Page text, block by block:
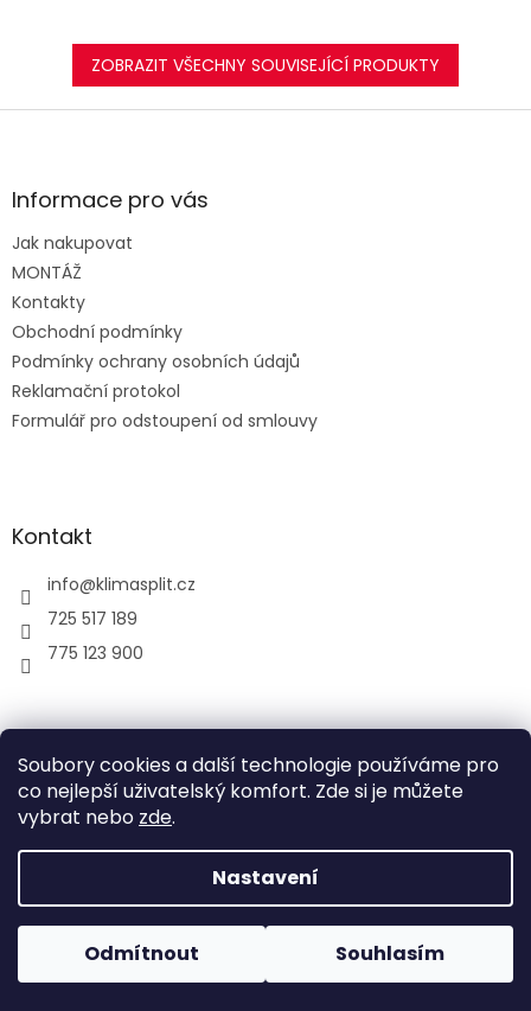
Soubory cookies a další technologie používáme pro
co nejlepší uživatelský komfort. Zde si je můžete
vybrat nebo zde.
Nastavení
Odmítnout Souhlasím
ZOBRAZIT VŠECHNY SOUVISEJÍCÍ PRODUKTY
Z
aInformace pro vás
Jak nakupovat
MONTÁŽ
Kontakty
Obchodní podmínky
Podmínky ochrany osobních údajů
Reklamační protokol
Formulář pro odstoupení od smlouvy
Kontakt
info@klimasplit.cz
725 517 189
775 123 900
air-cool
Vytvořil Shoptet
Copyright 2026Klimatizace do bytu a firem. Všechna
práva vyhrazena.